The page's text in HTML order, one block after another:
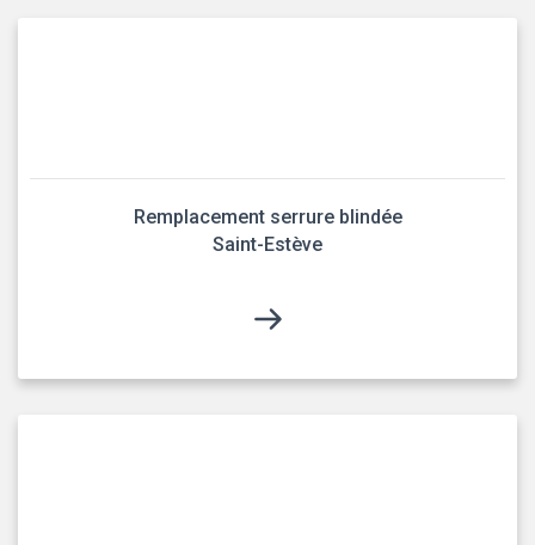
Remplacement serrure blindée
Saint-Estève